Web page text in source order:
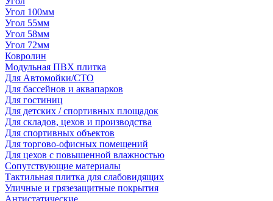
Угол 100мм
Угол 55мм
Угол 58мм
Угол 72мм
Ковролин
Модульная ПВХ плитка
Для Автомойки/СТО
Для бассейнов и аквапарков
Для гостиниц
Для детских / спортивных площадок
Для складов, цехов и производства
Для спортивных объектов
Для торгово-офисных помещений
Для цехов с повышенной влажностью
Сопутствующие материалы
Тактильная плитка для слабовидящих
Уличные и грязезащитные покрытия
Антистатические